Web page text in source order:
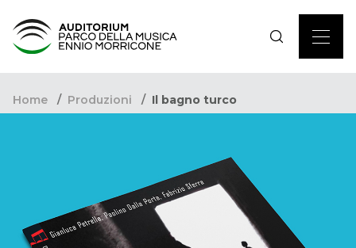
Home Produzioni Il bagno turco